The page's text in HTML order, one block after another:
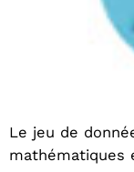
Le jeu de
mathématiques